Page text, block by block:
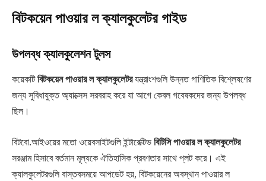
বিটকয়েন পাওয়ার ল ক্যালকুলেটর গাইড
উপলব্ধ ক্যালকুলেশন টুলস
কয়েকটিবিটকয়েন পাওয়ার ল ক্যালকুলেটরযন্ত্রাংশগুলি উন্নত গাণিতিক বিশ্লেষণের
জন্য সুবিধাযুক্ত অ্যাক্সেস সরবরাহ করে যা আগে কেবল গবেষকদের জন্য উপলব্ধ
ছিল।
বিটবো.আইওয়ের মতো ওয়েবসাইটগুলি ইন্টারেক্টিভবিটিসি পাওয়ার ল ক্যালকুলেটর
সরঞ্জাম হিসাবে বর্তমান মূল্যকে ঐতিহাসিক প্রবণতার সাথে প্লট করে। এই
ক্যালকুলেটরগুলি বাস্তবসময়ে আপডেট হয়, বিটকয়েনের অবস্থান পাওয়ার ল